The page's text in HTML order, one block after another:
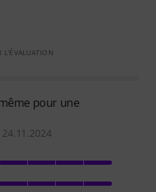
L'ÉVALUATION
pour une